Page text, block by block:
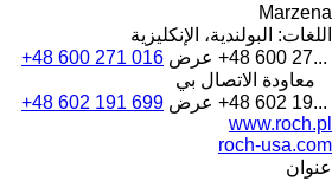
Marzena
اللغات: البولندية، الإنكليزية
+48 600 27... عرض +48 600 271 016
معاودة الاتصال بي
+48 602 19... عرض +48 602 191 699
www.roch.pl
roch-usa.com
عنوان